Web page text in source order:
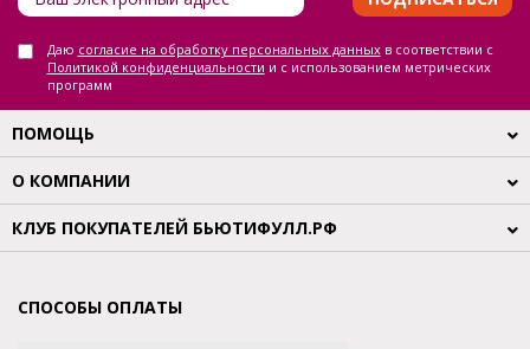
Даю согласие на обработку персональных данныхв соответствии с
Политикой конфиденциальности и с использованием метрических
программ
ПОМОЩЬ
О КОМПАНИИ
КЛУБ ПОКУПАТЕЛЕЙ БЬЮТИФУЛЛ.РФ
СПОСОБЫ ОПЛАТЫ